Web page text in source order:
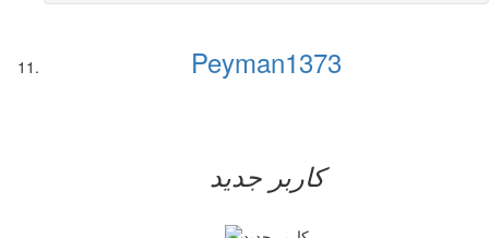
Peyman1373
کاربر جدید